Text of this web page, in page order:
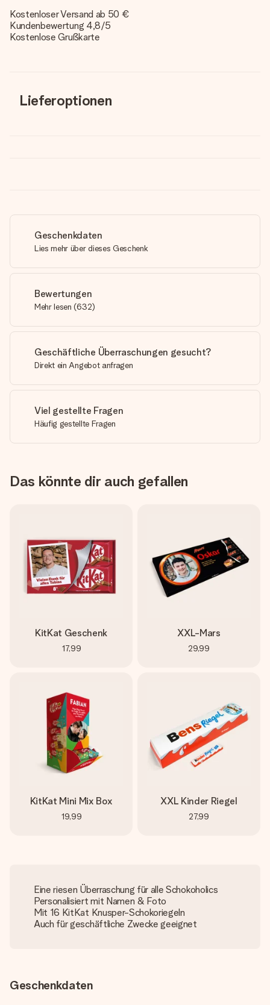
Kostenloser Versand ab 50 €
Kundenbewertung 4,8/5
Kostenlose Grußkarte
Lieferoptionen
Geschenkdaten
Lies mehr über dieses Geschenk
Bewertungen
Mehr lesen (632)
Geschäftliche Überraschungen gesucht?
Direkt ein Angebot anfragen
Viel gestellte Fragen
Häufig gestellte Fragen
Das könnte dir auch gefallen
KitKat Geschenk
17,99
XXL-Mars
29,99
KitKat Mini Mix Box
19,99
XXL Kinder Riegel
27,99
Eine riesen Überraschung für alle Schokoholics
Personalisiert mit Namen & Foto
Mit 16 KitKat Knusper-Schokoriegeln
Auch für geschäftliche Zwecke geeignet
Geschenkdaten